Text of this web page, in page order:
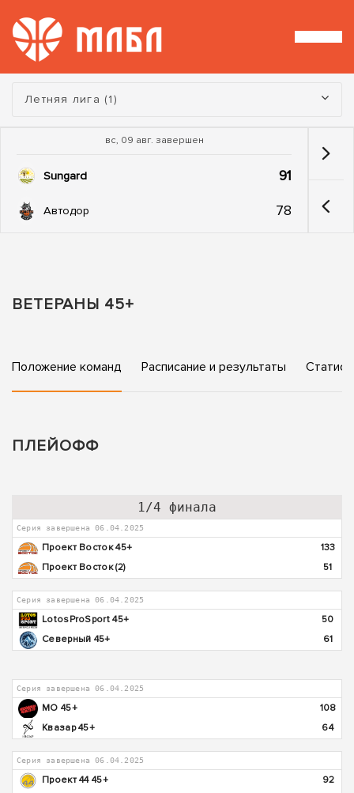
Турнир:
Летняя лига (1)
вс, 09 авг. завершен
Sungard 91
Автодор 78
ВЕТЕРАНЫ 45+
Положение команд Расписание и результаты
ПЛЕЙОФФ
1/4 финала
Серия завершена 06.04.2025
Проект Восток 45+
133
Проект Восток (2)
51
Серия завершена 06.04.2025
LotosProSport 45+
50
Северный 45+
61
Серия завершена 06.04.2025
МО 45+
108
Квазар 45+
64
Серия завершена 06.04.2025
Проект 44 45+
92